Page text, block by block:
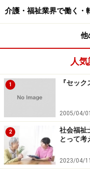
介護・福祉業界で働く・
他
人
1 『セッ
2005/04/01
2
社会福祉
とって考
2023/04/11